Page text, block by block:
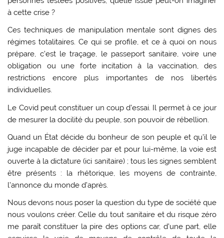
à cette crise ?
Ces techniques de manipulation mentale sont dignes des
régimes totalitaires. Ce qui se profile, et ce à quoi on nous
prépare, c’est le traçage, le passeport sanitaire, voire une
obligation ou une forte incitation à la vaccination, des
restrictions encore plus importantes de nos libertés
individuelles.
Le Covid peut constituer un coup d’essai. Il permet à ce jour
de mesurer la docilité du peuple, son pouvoir de rébellion.
Quand un État décide du bonheur de son peuple et qu’il le
juge incapable de décider par et pour lui-même, la voie est
ouverte à la dictature (ici sanitaire) ; tous les signes semblent
être présents : la rhétorique, les moyens de contrainte,
l’annonce du monde d’après.
Nous devons nous poser la question du type de société que
nous voulons créer. Celle du tout sanitaire et du risque zéro
me paraît constituer la pire des options car, d’une part, elle